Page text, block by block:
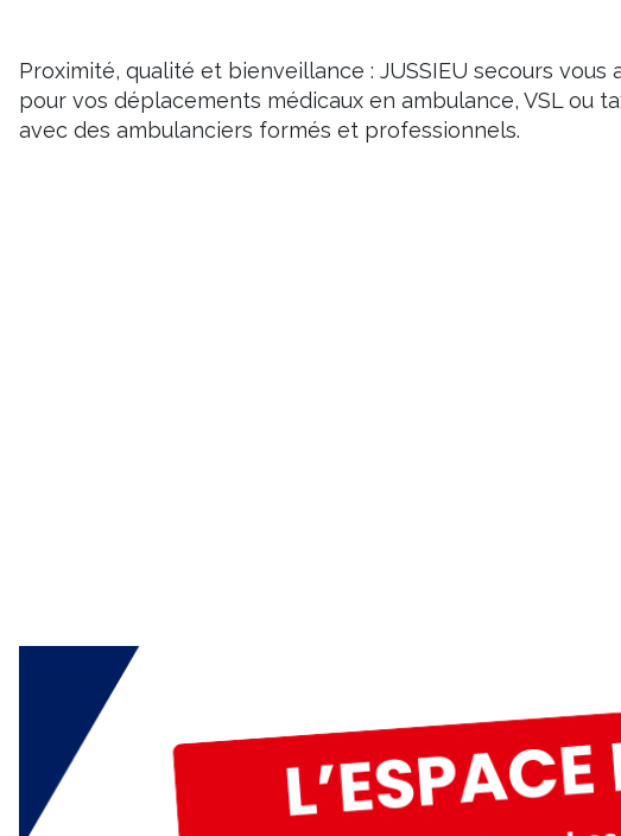
Proximité, qualité et bienveillance : JUSSIEU secours vous
pour vos déplacements médicaux en ambulance, VSL ou
avec des ambulanciers formés et professionnels.